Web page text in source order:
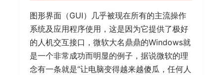
图形界面（GUI）几乎被现在所有的主流操作
系统及应用程序使用，这是因为它提供了极好
的人机交互接口，微软大名鼎鼎的Windows就
是一个非常成功而明显的例子，据说微软的理
念有一条就是“让电脑变得越来越傻瓜，任何人